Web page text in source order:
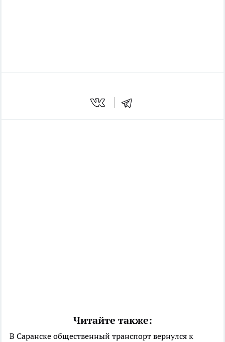
Читайте также:
В Саранске общественный транспорт вернулся к